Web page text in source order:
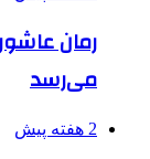
رمان
می‌رسد
2 هفته پیش